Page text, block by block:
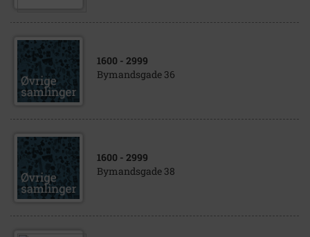
1600 - 2999
Bymandsgade 36
1600 - 2999
Bymandsgade 38